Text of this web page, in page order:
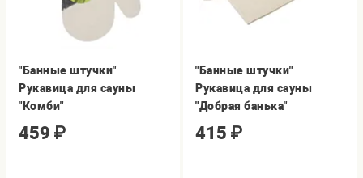
"Банные штучки"
Рукавица для сауны
"Комби"
459 ₽
"Банные штучки"
Рукавица для сауны
"Добрая банька"
415 ₽